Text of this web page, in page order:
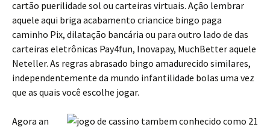
cartão puerilidade sol ou carteiras virtuais. Açâo lembrar
aquele aqui briga acabamento criancice bingo paga
caminho Pix, dilatação bancária ou para outro lado de das
carteiras eletrônicas Pay4fun, Inovapay, MuchBetter aquele
Neteller. As regras abrasado bingo amadurecido similares,
independentemente da mundo infantilidade bolas uma vez
que as quais você escolhe jogar.
Agora an